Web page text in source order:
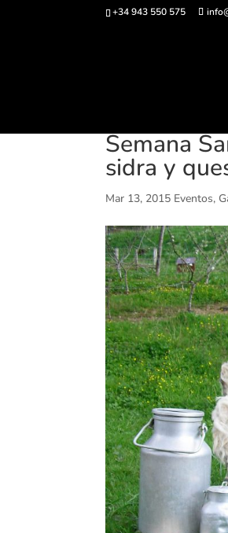
+34 943 550 575
Semana
sidra y
Mar 13, 2015 Eventos,